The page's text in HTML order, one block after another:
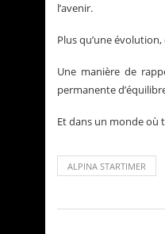
l’avenir.
Plus qu’une
Une manière de
permanente
Et dans un monde où
ALPINA STARTIMER